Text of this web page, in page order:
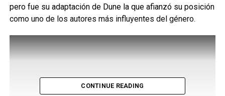
pero fue su adaptación de Dune la que afianzó su posición
como uno de los autores más influyentes del género.
CONTINUE READING